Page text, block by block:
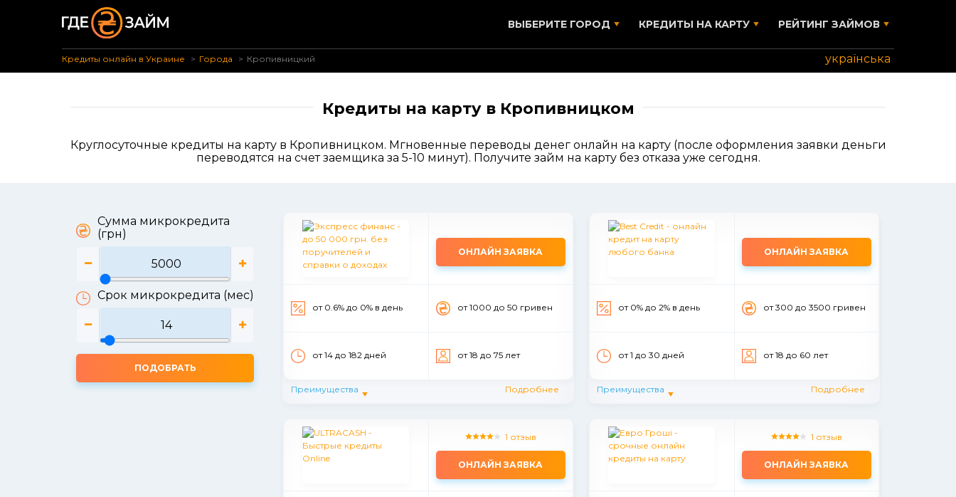
ВЫБЕРИТЕ ГОРОД КРЕДИТЫ НА КАРТУ РЕЙТИНГ ЗАЙМОВ
Кредиты онлайн в Украине Города Кропивницкий українська
Кредиты на карту в Кропивницком
Круглосуточные кредиты на карту в Кропивницком. Мгновенные переводы денег онлайн на карту (после оформления заявки деньги
переводятся на счет заемщика за 5-10 минут). Получите займ на карту без отказа уже сегодня.
Сумма микрокредита
(грн)
Срок микрокредита (мес)
ПОДОБРАТЬ
ОНЛАЙН ЗАЯВКА
от 0.6% до 0% в день от 1000 до 50 гривен
от 14 до 182 дней от 18 до 75 лет
Преимущества Подробнее
ОНЛАЙН ЗАЯВКА
от 0% до 2% в день от 300 до 3500 гривен
от 1 до 30 дней от 18 до 60 лет
Преимущества Подробнее
1 отзыв
ОНЛАЙН ЗАЯВКА
1 отзыв
ОНЛАЙН ЗАЯВКА